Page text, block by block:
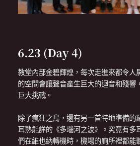
6.23 (Day 4)
教堂內部金碧輝煌，每次走進來都令人
的空間會讓聲音產生巨大的迴音和殘響
巨大挑戰。
除了瘋狂之鳥，還有另一首特地準備
耳熟能詳的《多瑙河之波》。究竟有多
們在維也納轉機時，機場的廁所裡都能